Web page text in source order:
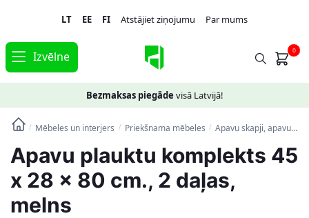
navigation
content
LT EE FI Atstājiet ziņojumu Par mums
Izvēlne 0
Bezmaksas piegāde visā Latvijā!
/ Mēbeles un interjers / Priekšnama mēbeles / Apavu skapji, apavu plaukti, priekšnama soliņi
Apavu plauktu komplekts 45
x 28 x 80 cm., 2 daļas,
melns